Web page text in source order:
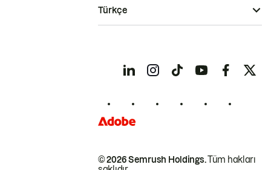
© 2026 Semrush Holdings.Tüm hakları
Türkçe